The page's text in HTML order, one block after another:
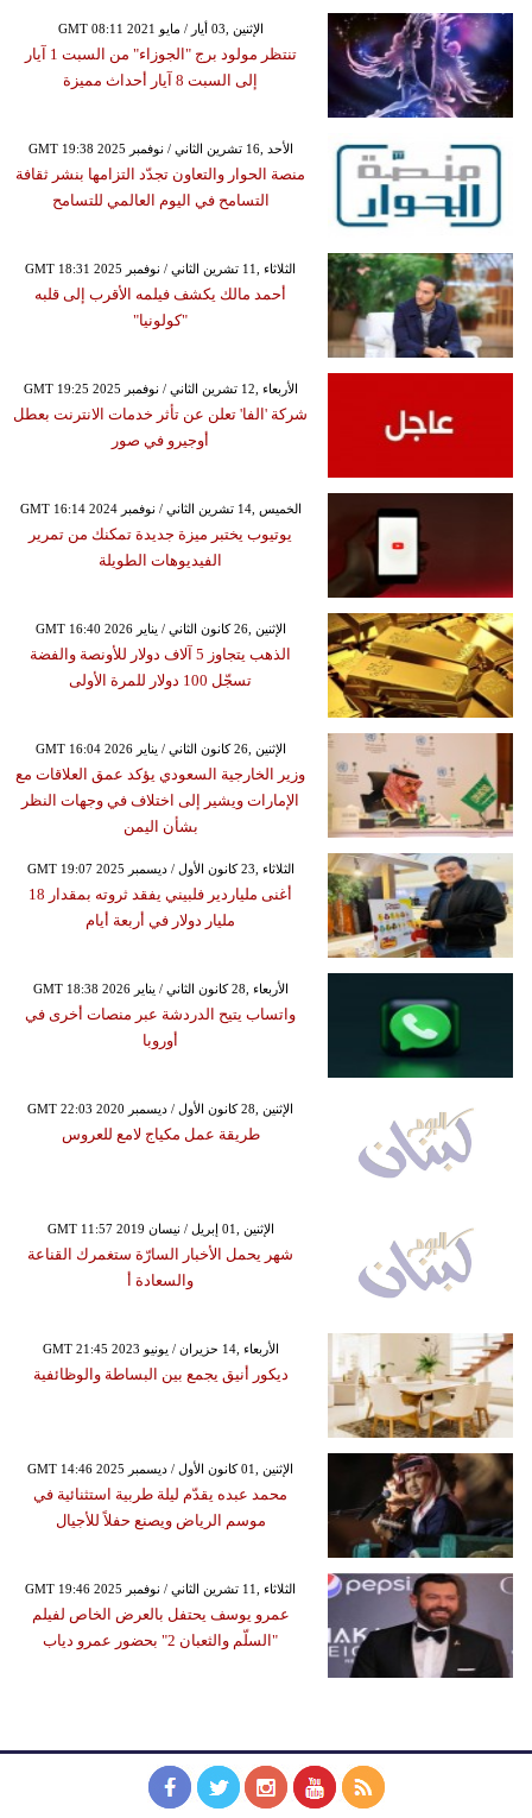
GMT 08:11 2021 الإثنين ,03 أيار / مايو
تنتظر مولود برج "الجوزاء" من السبت 1 آيار
إلى السبت 8 آيار أحداث مميزة
GMT 19:38 2025 الأحد ,16 تشرين الثاني / نوفمبر
منصة الحوار والتعاون تجدّد التزامها بنشر ثقافة
التسامح في اليوم العالمي للتسامح
GMT 18:31 2025 الثلاثاء ,11 تشرين الثاني / نوفمبر
أحمد مالك يكشف فيلمه الأقرب إلى قلبه
"كولونيا"
GMT 19:25 2025 الأربعاء ,12 تشرين الثاني / نوفمبر
شركة 'الفا' تعلن عن تأثر خدمات الانترنت بعطل
أوجيرو في صور
GMT 16:14 2024 الخميس ,14 تشرين الثاني / نوفمبر
يوتيوب يختبر ميزة جديدة تمكنك من تمرير
الفيديوهات الطويلة
GMT 16:40 2026 الإثنين ,26 كانون الثاني / يناير
الذهب يتجاوز 5 آلاف دولار للأونصة والفضة
تسجّل 100 دولار للمرة الأولى
GMT 16:04 2026 الإثنين ,26 كانون الثاني / يناير
وزير الخارجية السعودي يؤكد عمق العلاقات مع
الإمارات ويشير إلى اختلاف في وجهات النظر
بشأن اليمن
GMT 19:07 2025 الثلاثاء ,23 كانون الأول / ديسمبر
أغنى ملياردير فلبيني يفقد ثروته بمقدار 18
مليار دولار في أربعة أيام
GMT 18:38 2026 الأربعاء ,28 كانون الثاني / يناير
واتساب يتيح الدردشة عبر منصات أخرى في
أوروبا
GMT 22:03 2020 الإثنين ,28 كانون الأول / ديسمبر
طريقة عمل مكياج لامع للعروس
GMT 11:57 2019 الإثنين ,01 إبريل / نيسان
شهر يحمل الأخبار السارّة ستغمرك القناعة
والسعادة أ
GMT 21:45 2023 الأربعاء ,14 حزيران / يونيو
ديكور أنيق يجمع بين البساطة والوظائفية
GMT 14:46 2025 الإثنين ,01 كانون الأول / ديسمبر
محمد عبده يقدّم ليلة طربية استثنائية في
موسم الرياض ويصنع حفلاً للأجيال
GMT 19:46 2025 الثلاثاء ,11 تشرين الثاني / نوفمبر
عمرو يوسف يحتفل بالعرض الخاص لفيلم
"السلّم والثعبان 2" بحضور عمرو دياب